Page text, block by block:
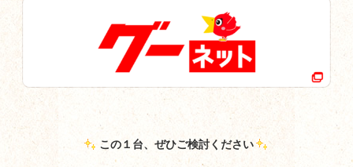
この１台、ぜひご検討ください